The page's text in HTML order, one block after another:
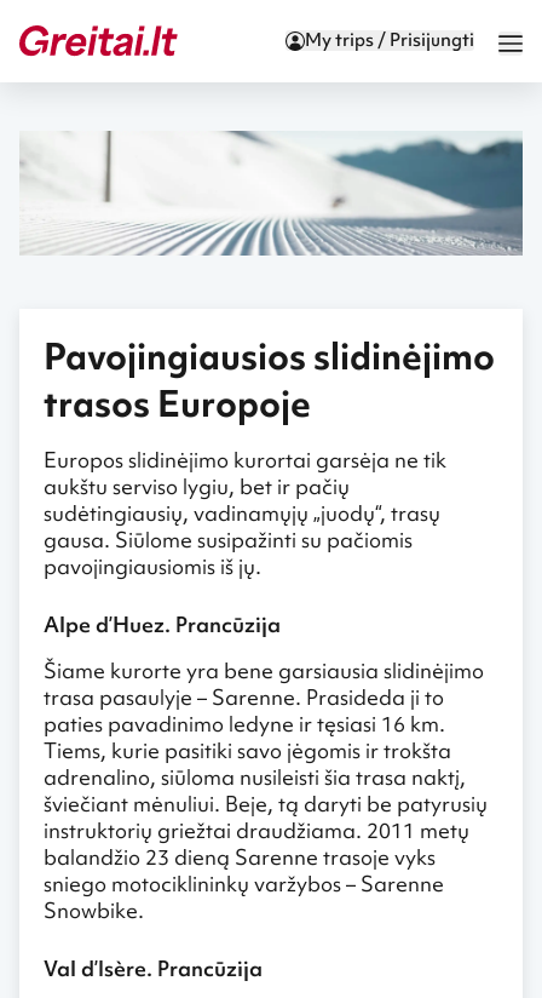
My trips / Prisijungti
Pavojingiausios slidinėjimo
trasos Europoje
Europos slidinėjimo kurortai garsėja ne tik
aukštu serviso lygiu, bet ir pačių
sudėtingiausių, vadinamųjų „juodų“, trasų
gausa. Siūlome susipažinti su pačiomis
pavojingiausiomis iš jų.
Alpe d’Huez. Prancūzija
Šiame kurorte yra bene garsiausia slidinėjimo
trasa pasaulyje – Sarenne. Prasideda ji to
paties pavadinimo ledyne ir tęsiasi 16 km.
Tiems, kurie pasitiki savo jėgomis ir trokšta
adrenalino, siūloma nusileisti šia trasa naktį,
šviečiant mėnuliui. Beje, tą daryti be patyrusių
instruktorių griežtai draudžiama. 2011 metų
balandžio 23 dieną Sarenne trasoje vyks
sniego motociklininkų varžybos – Sarenne
Snowbike.
Val d’Isère. Prancūzija